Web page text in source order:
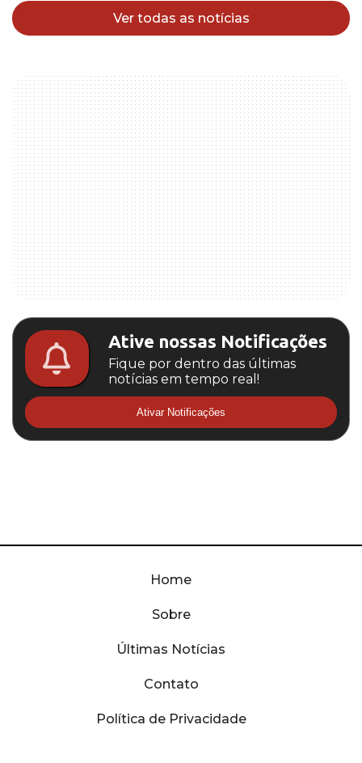
Ver todas as notícias
Ative nossas Notificações
Fique por dentro das últimas
notícias em tempo real!
Ativar Notificações
Home
Sobre
Últimas Notícias
Contato
Política de Privacidade